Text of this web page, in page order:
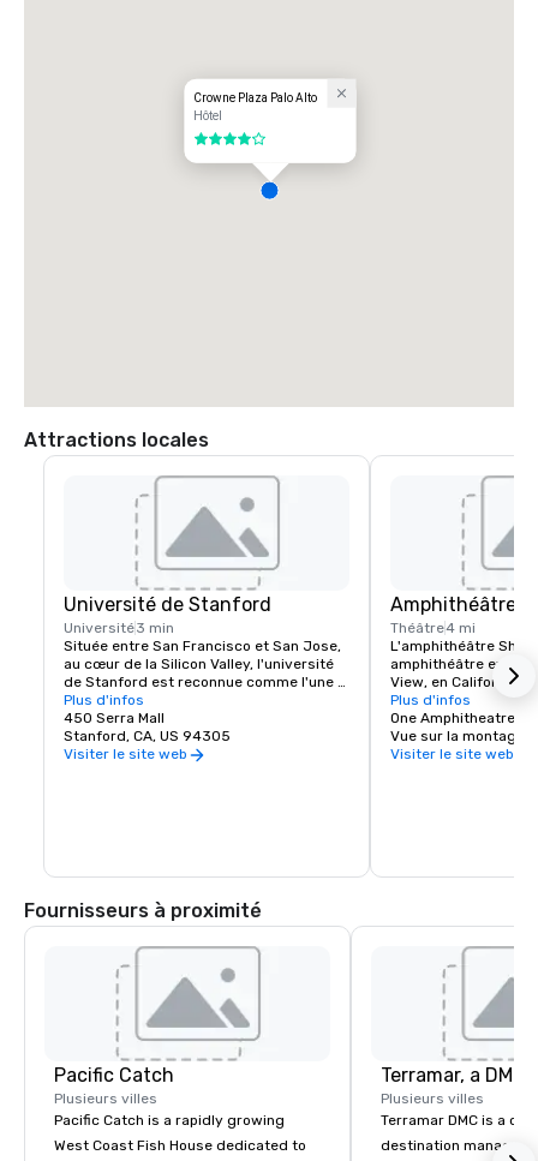
Zone locale : Situé à proximité de l'université de Stanford, des
principaux campus technologiques et du centre-ville de Palo Alto,
l'hôtel bénéficie d'un emplacement central pour les réunions, les
événements et les activités de loisirs.
Crowne Plaza Palo Alto
Hôtel
4 sur 5
Attractions locales
Université de Stanford
Université3 min
Située entre San Francisco et San Jose,
au cœur de la Silicon Valley, l'université
de Stanford est reconnue comme l'une
des principales institutions de recherche
et d'enseignement au monde.
Plus d'infos
450 Serra Mall
Stanford, CA, US 94305
Visiter le site web
Amphithéâtre
Théâtre4 mi
L'amphithéâtre
amphithéâtre
View, en Californie,
baie de San
capacité de 22 500
Plus d'infos
One Amphitheatre
Vue sur la montagne,
Visiter le site web
Fournisseurs à proximité
Pacific Catch
Plusieurs villes
Pacific Catch is a rapidly growing
West Coast Fish House dedicated to
Plusieurs villes
Terramar DMC is a
destination